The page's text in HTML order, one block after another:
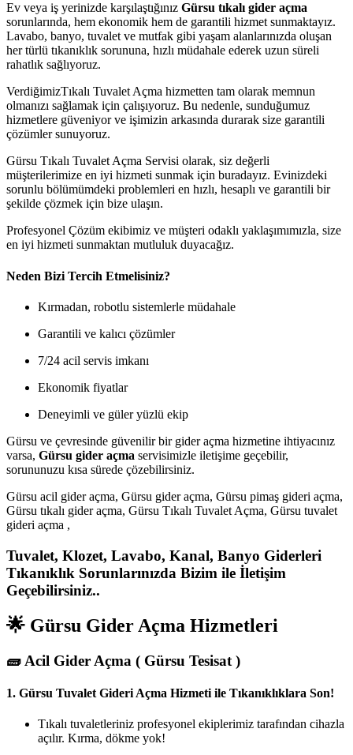
Ev veya iş yerinizde karşılaştığınız Gürsu tıkalı gider açma
sorunlarında, hem ekonomik hem de garantili hizmet sunmaktayız.
Lavabo, banyo, tuvalet ve mutfak gibi yaşam alanlarınızda oluşan
her türlü tıkanıklık sorununa, hızlı müdahale ederek uzun süreli
rahatlık sağlıyoruz.
VerdiğimizTıkalı Tuvalet Açma hizmetten tam olarak memnun
olmanızı sağlamak için çalışıyoruz. Bu nedenle, sunduğumuz
hizmetlere güveniyor ve işimizin arkasında durarak size garantili
çözümler sunuyoruz.
Gürsu Tıkalı Tuvalet Açma Servisi olarak, siz değerli
müşterilerimize en iyi hizmeti sunmak için buradayız. Evinizdeki
sorunlu bölümümdeki problemleri en hızlı, hesaplı ve garantili bir
şekilde çözmek için bize ulaşın.
Profesyonel Çözüm ekibimiz ve müşteri odaklı yaklaşımımızla, size
en iyi hizmeti sunmaktan mutluluk duyacağız.
Neden Bizi Tercih Etmelisiniz?
Kırmadan, robotlu sistemlerle müdahale
Garantili ve kalıcı çözümler
7/24 acil servis imkanı
Ekonomik fiyatlar
Deneyimli ve güler yüzlü ekip
Gürsu ve çevresinde güvenilir bir gider açma hizmetine ihtiyacınız
varsa, Gürsu gider açma servisimizle iletişime geçebilir,
sorununuzu kısa sürede çözebilirsiniz.
Gürsu acil gider açma, Gürsu gider açma, Gürsu pimaş gideri açma,
Gürsu tıkalı gider açma, Gürsu Tıkalı Tuvalet Açma, Gürsu tuvalet
gideri açma ,
Tuvalet, Klozet, Lavabo, Kanal, Banyo Giderleri
Tıkanıklık Sorunlarınızda Bizim ile İletişim
Geçebilirsiniz..
🌟 Gürsu Gider Açma Hizmetleri
🧱 Acil Gider Açma ( Gürsu Tesisat )
1. Gürsu Tuvalet Gideri Açma Hizmeti ile Tıkanıklıklara Son!
Tıkalı tuvaletleriniz profesyonel ekiplerimiz tarafından cihazla
açılır. Kırma, dökme yok!